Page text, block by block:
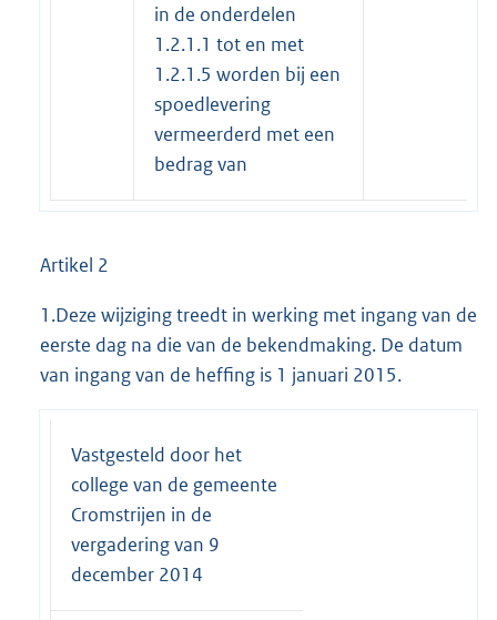
in de onderdelen
1.2.1.1 tot en met
1.2.1.5 worden bij een
spoedlevering
vermeerderd met een
bedrag van
Artikel 2
1.Deze wijziging treedt in werking met ingang van de
eerste dag na die van de bekendmaking. De datum
van ingang van de heffing is 1 januari 2015.
Vastgesteld door het
college van de gemeente
Cromstrijen in de
vergadering van 9
december 2014